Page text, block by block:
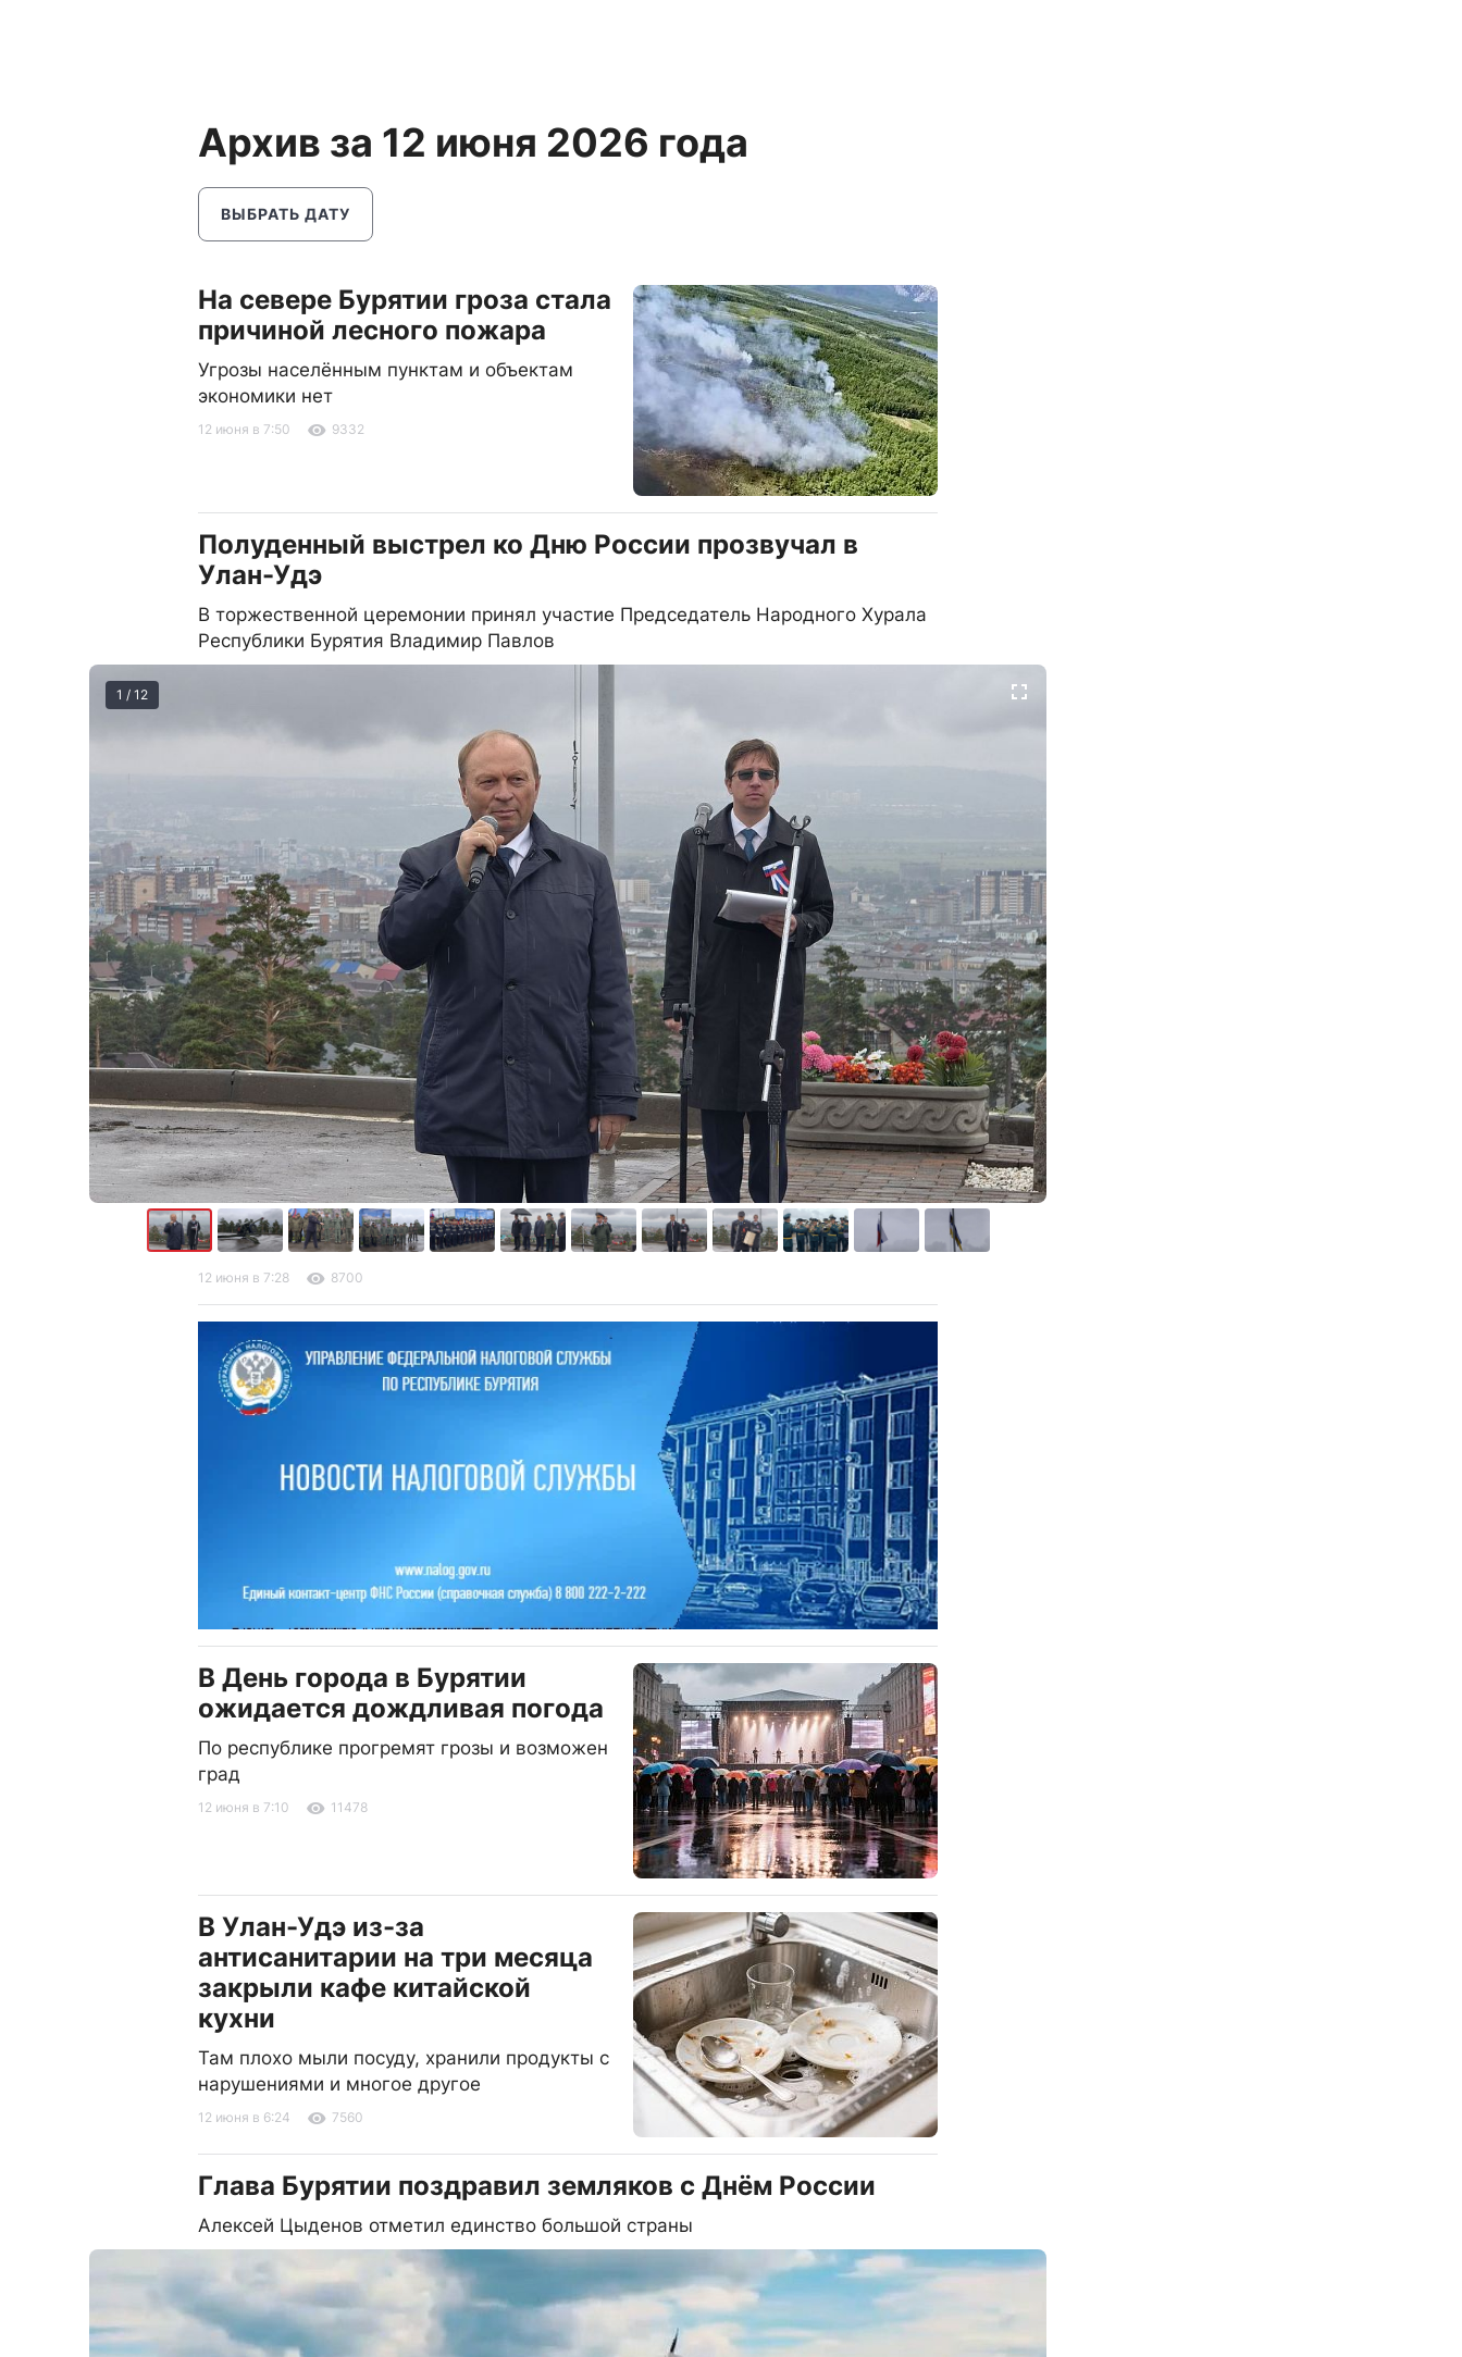
Архив за 12 июня 2026 года
ВЫБРАТЬ ДАТУ
На севере Бурятии гроза стала
причиной лесного пожара
Угрозы населённым пунктам и объектам
экономики нет
12 июня в 7:50 9332
Полуденный выстрел ко Дню России прозвучал в
Улан-Удэ
В торжественной церемонии принял участие Председатель Народного Хурала
Республики Бурятия Владимир Павлов
1 / 12
12 июня в 7:28 8700
В День города в Бурятии
ожидается дождливая погода
По республике прогремят грозы и возможен
град
12 июня в 7:10 11478
В Улан-Удэ из-за
антисанитарии на три месяца
закрыли кафе китайской
кухни
Там плохо мыли посуду, хранили продукты с
нарушениями и многое другое
12 июня в 6:24 7560
Глава Бурятии поздравил земляков с Днём России
Алексей Цыденов отметил единство большой страны